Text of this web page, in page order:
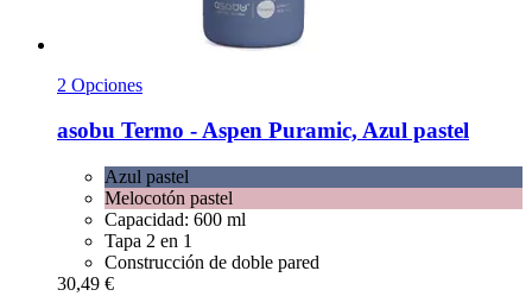
2 Opciones
asobu Termo -​ Aspen Puramic, Azul pastel
Azul pastel
Melocotón pastel
Capacidad: 600 ml
Tapa 2 en 1
Construcción de doble pared
30,49 €